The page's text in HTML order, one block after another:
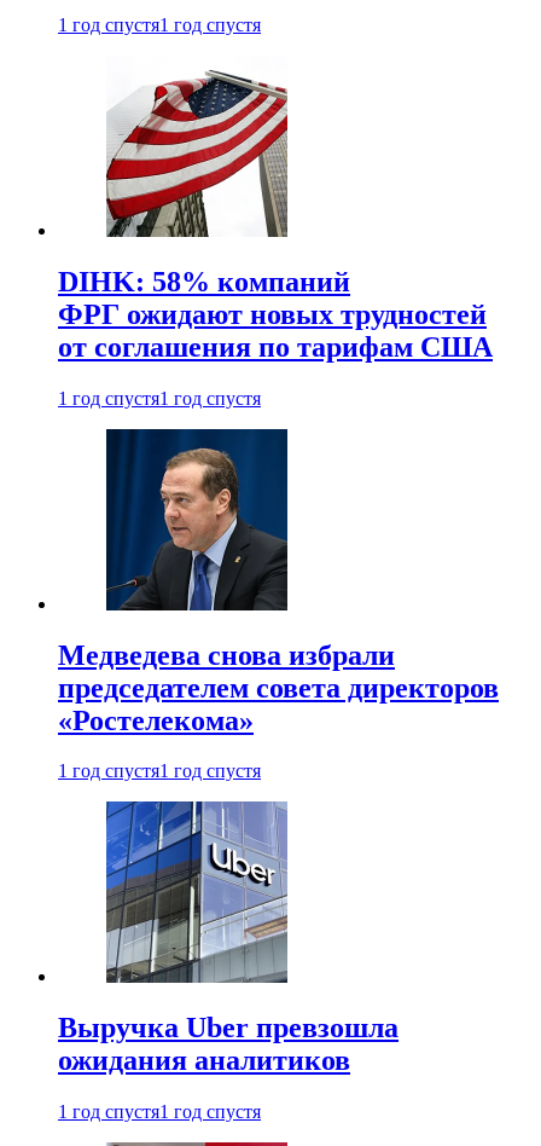
1 год спустя1 год спустя
DIHK: 58% компаний
ФРГ ожидают новых трудностей
от соглашения по тарифам США
1 год спустя1 год спустя
Медведева снова избрали
председателем совета директоров
«Ростелекома»
1 год спустя1 год спустя
Выручка Uber превзошла
ожидания аналитиков
1 год спустя1 год спустя